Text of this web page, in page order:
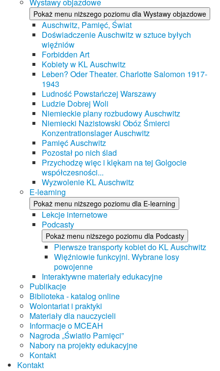
Pokaż menu niższego poziomu dla Wystawy objazdowe
Auschwitz, Pamięć, Świat
Doświadczenie Auschwitz w sztuce byłych
więźniów
Forbidden Art
Kobiety w KL Auschwitz
Leben? Oder Theater. Charlotte Salomon 1917-
1943
Ludność Powstańczej Warszawy
Ludzie Dobrej Woli
Niemieckie plany rozbudowy Auschwitz
Niemiecki Nazistowski Obóz Śmierci
Konzentrationslager Auschwitz
Pamięć Auschwitz
Pozostał po nich ślad
Przychodzę więc i klękam na tej Golgocie
współczesności...
Wyzwolenie KL Auschwitz
E-learning
Pokaż menu niższego poziomu dla E-learning
Lekcje internetowe
Podcasty
Pokaż menu niższego poziomu dla Podcasty
Pierwsze transporty kobiet do KL Auschwitz
Więźniowie funkcyjni. Wybrane losy
powojenne
Interaktywne materiały edukacyjne
Publikacje
Biblioteka - katalog online
Wolontariat i praktyki
Materiały dla nauczycieli
Informacje o MCEAH
Nagroda „Światło Pamięci”
Nabory na projekty edukacyjne
Kontakt
Kontakt